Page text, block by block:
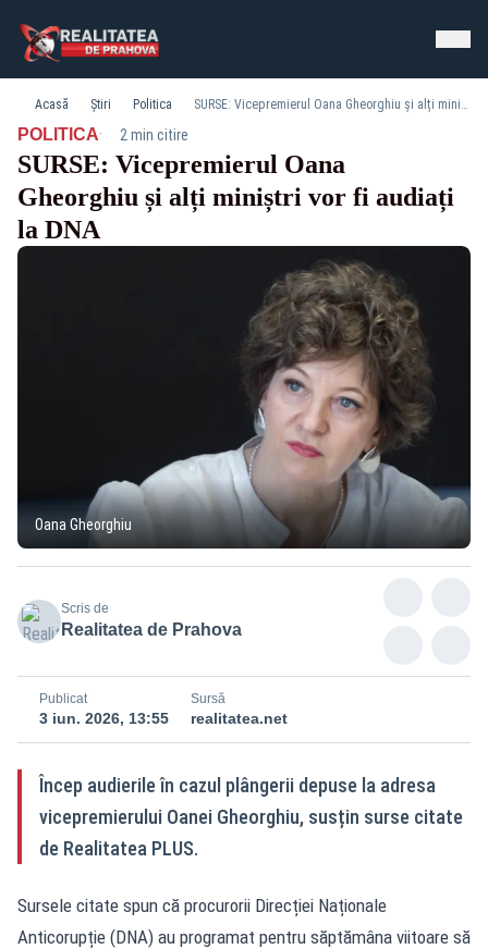
Acasă Știri Politica SURSE: Vicepremierul Oana Gheorghiu și alți miniștri vor fi audiați la DNA
POLITICA· 2 min citire
SURSE: Vicepremierul Oana
Gheorghiu și alți miniștri vor fi audiați
la DNA
Oana Gheorghiu
Scris de
Realitatea de Prahova
Publicat
3 iun. 2026, 13:55
Sursă
realitatea.net
Încep audierile în cazul plângerii depuse la adresa
vicepremierului Oanei Gheorghiu, susțin surse citate
de Realitatea PLUS.
Sursele citate spun că procurorii Direcției Naționale
Anticorupție (DNA) au programat pentru săptămâna viitoare să